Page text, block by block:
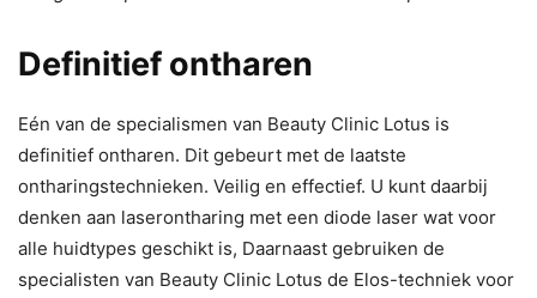
Definitief ontharen
Eén van de specialismen van Beauty Clinic Lotus is
definitief ontharen. Dit gebeurt met de laatste
ontharingstechnieken. Veilig en effectief. U kunt daarbij
denken aan laserontharing met een diode laser wat voor
alle huidtypes geschikt is, Daarnaast gebruiken de
specialisten van Beauty Clinic Lotus de Elos-techniek voor